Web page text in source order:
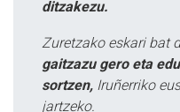
ditzakezu.
Zuretzako eskari bat
gaitzazu gero eta
sortzen, Iruñerriko
jartzeko.